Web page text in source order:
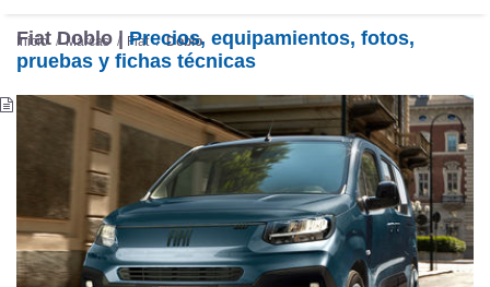
Inicio Marcas Fiat Doblo
Fiat Doblo |Precios, equipamientos, fotos,
pruebas y fichas técnicas